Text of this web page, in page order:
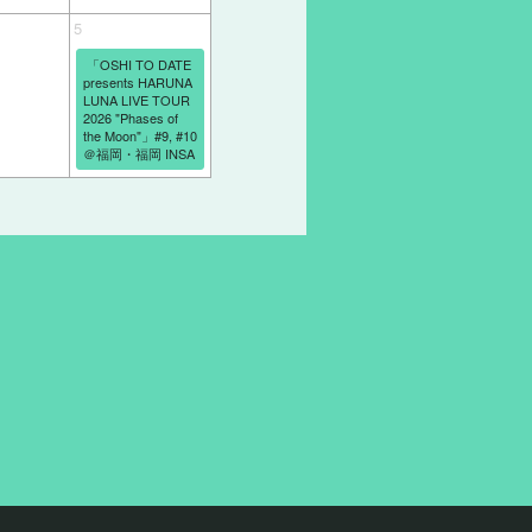
「OSHI TO DATE
presents HARUNA
LUNA LIVE TOUR
2026 "Phases of
the Moon"」#9, #10
＠福岡・福岡 INSA
5